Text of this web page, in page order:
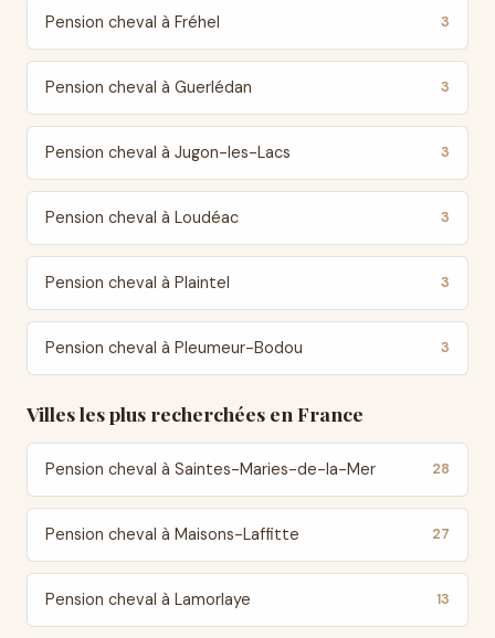
Pension cheval à Fréhel 3
Pension cheval à Guerlédan 3
Pension cheval à Jugon-les-Lacs 3
Pension cheval à Loudéac 3
Pension cheval à Plaintel 3
Pension cheval à Pleumeur-Bodou 3
Villes les plus recherchées en France
Pension cheval à Saintes-Maries-de-la-Mer 28
Pension cheval à Maisons-Laffitte 27
Pension cheval à Lamorlaye 13